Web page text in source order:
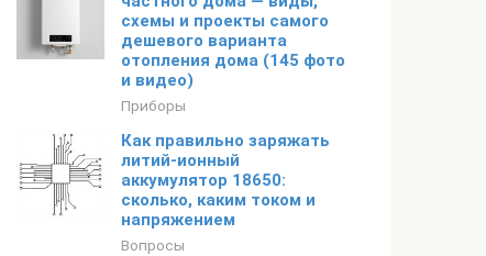
схемы и проекты самого
дешевого варианта
отопления дома (145 фото
и видео)
Приборы
Как правильно заряжать
литий-ионный
аккумулятор 18650:
сколько, каким током и
напряжением
Вопросы